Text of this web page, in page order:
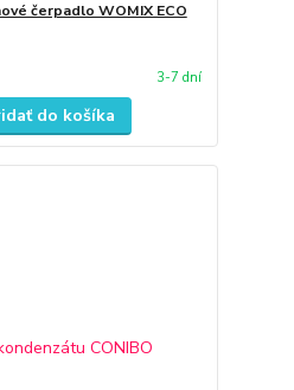
čerpadlo WOMIX ECO
3-7 dní
do košíka